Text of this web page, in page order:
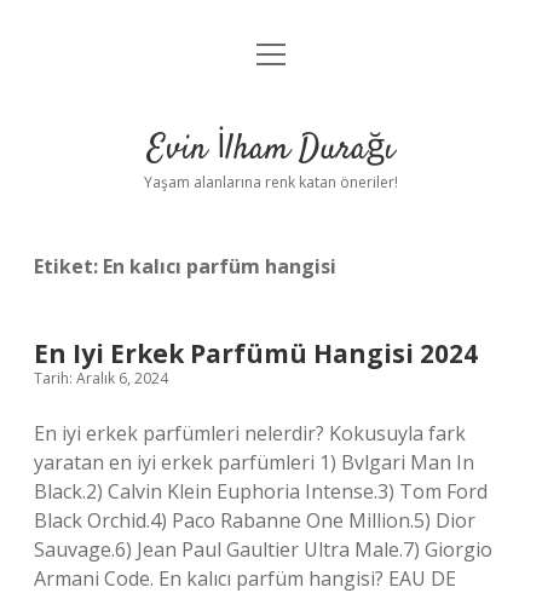
Anasayfa
Yasal Uyarı
menüyü
Evin İlham Durağı
Yaşam alanlarına renk katan öneriler!
Etiket: En kalıcı parfüm hangisi
En Iyi Erkek Parfümü Hangisi 2024
Tarih: Aralık 6, 2024
En iyi erkek parfümleri nelerdir? Kokusuyla fark
yaratan en iyi erkek parfümleri 1) Bvlgari Man In
Black.2) Calvin Klein Euphoria Intense.3) Tom Ford
Black Orchid.4) Paco Rabanne One Million.5) Dior
Sauvage.6) Jean Paul Gaultier Ultra Male.7) Giorgio
Armani Code. En kalıcı parfüm hangisi? EAU DE